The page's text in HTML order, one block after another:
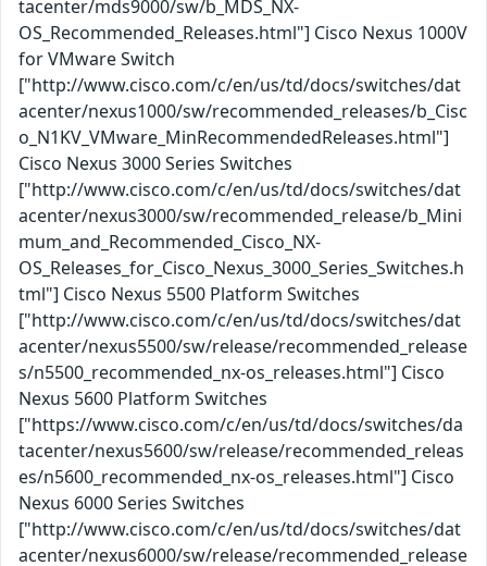
tacenter/mds9000/sw/b_MDS_NX-
OS_Recommended_Releases.html"] Cisco Nexus 1000V
for VMware Switch
["http://www.cisco.com/c/en/us/td/docs/switches/dat
acenter/nexus1000/sw/recommended_releases/b_Cisc
o_N1KV_VMware_MinRecommendedReleases.html"]
Cisco Nexus 3000 Series Switches
["http://www.cisco.com/c/en/us/td/docs/switches/dat
acenter/nexus3000/sw/recommended_release/b_Mini
mum_and_Recommended_Cisco_NX-
OS_Releases_for_Cisco_Nexus_3000_Series_Switches.h
tml"] Cisco Nexus 5500 Platform Switches
["http://www.cisco.com/c/en/us/td/docs/switches/dat
acenter/nexus5500/sw/release/recommended_release
s/n5500_recommended_nx-os_releases.html"] Cisco
Nexus 5600 Platform Switches
["https://www.cisco.com/c/en/us/td/docs/switches/da
tacenter/nexus5600/sw/release/recommended_releas
es/n5600_recommended_nx-os_releases.html"] Cisco
Nexus 6000 Series Switches
["http://www.cisco.com/c/en/us/td/docs/switches/dat
acenter/nexus6000/sw/release/recommended_release